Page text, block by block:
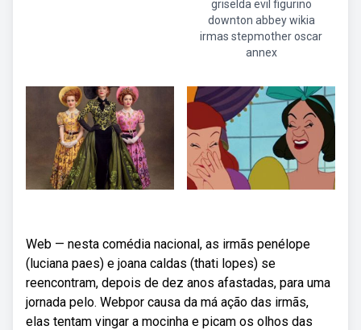
griselda evil figurino
downton abbey wikia
irmas stepmother oscar
annex
Web — nesta comédia nacional, as irmãs penélope
(luciana paes) e joana caldas (thati lopes) se
reencontram, depois de dez anos afastadas, para uma
jornada pelo. Webpor causa da má ação das irmãs,
elas tentam vingar a mocinha e picam os olhos das